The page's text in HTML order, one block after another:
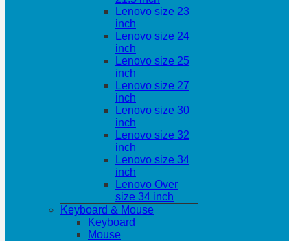
Lenovo size 23
inch
Lenovo size 24
inch
Lenovo size 25
inch
Lenovo size 27
inch
Lenovo size 30
inch
Lenovo size 32
inch
Lenovo size 34
inch
Lenovo Over
size 34 inch
Keyboard & Mouse
Keyboard
Mouse